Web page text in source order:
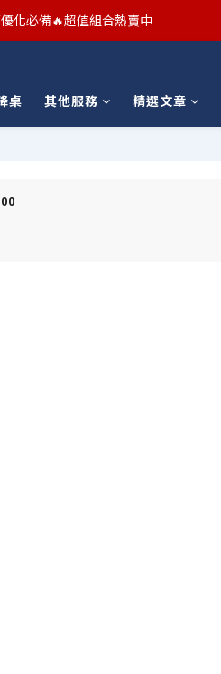
格者歡迎申請購物金補助
化必備🔥超值組合熱賣中
格者歡迎申請購物金補助
桌 其他服務 精選文章